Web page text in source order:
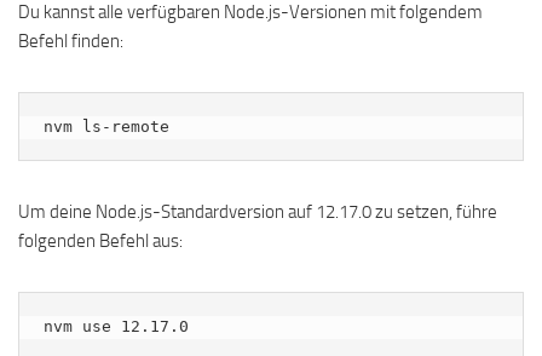
Du kannst alle verfügbaren Node.js-Versionen mit folgendem
Befehl finden:
nvm ls-remote
Um deine Node.js-Standardversion auf 12.17.0 zu setzen, führe
folgenden Befehl aus:
nvm use 12.17.0